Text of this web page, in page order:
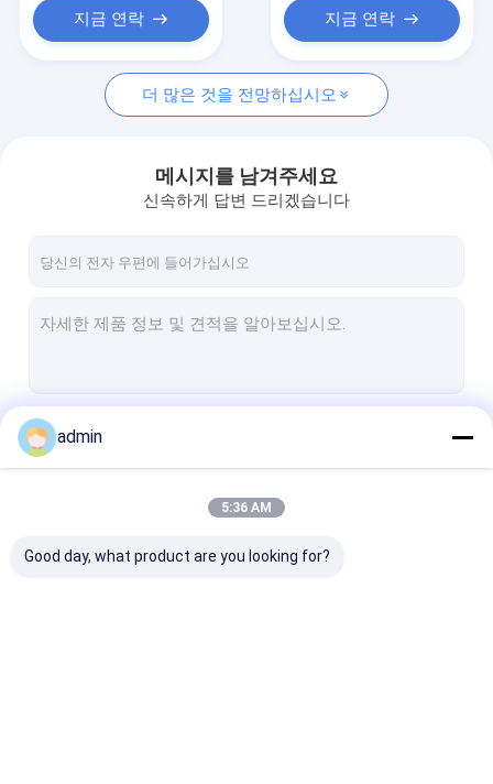
소식
페로 실리콘 파우더
페로실리콘 광재
마그네슘 금속 잉곳
지금 연락 지금 연락
더 많은 것을 전망하십시오
메시지를 남겨주세요
신속하게 답변 드리겠습니다
admin
5:36 AM
Good day, what product are you looking for?